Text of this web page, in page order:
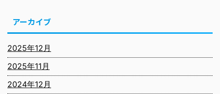
アーカイブ
2025年12月
2025年11月
2024年12月